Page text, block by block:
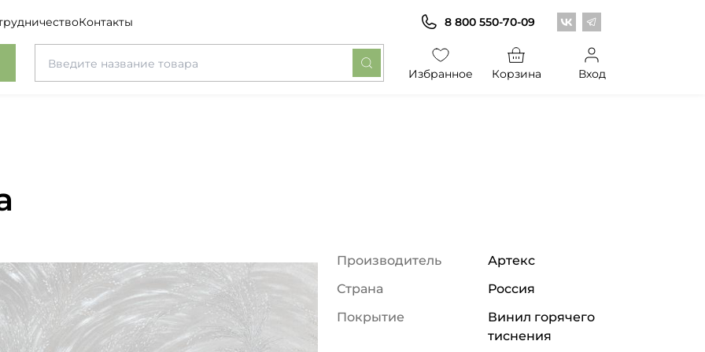
Контакты Центр обоев во
Центр обоев в
8 800 550-70-09
Избранное Корзина Вход
Производитель
Артекс
Страна
Россия
Покрытие
Винил горячего
тиснения